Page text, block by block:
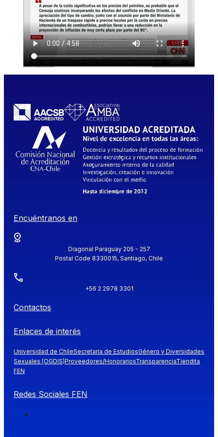
Encuéntranos en
Diagonal Paraguay 205 - 257
Postal Code 8330015, Santiago, Chile
+56 2 2978 3301
Contactos
Enlaces de interés
Universidad de ChileSecretaría de EstudiosGénero y Diversidades
Sexuales (OGDIS)Proveedores/HonorariosTransparenciaTiendita
FEN
Redes Sociales FEN